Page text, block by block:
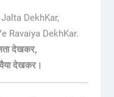
DekhKar,
Ravaiya DekhKar.
देखकर,
देखकर।